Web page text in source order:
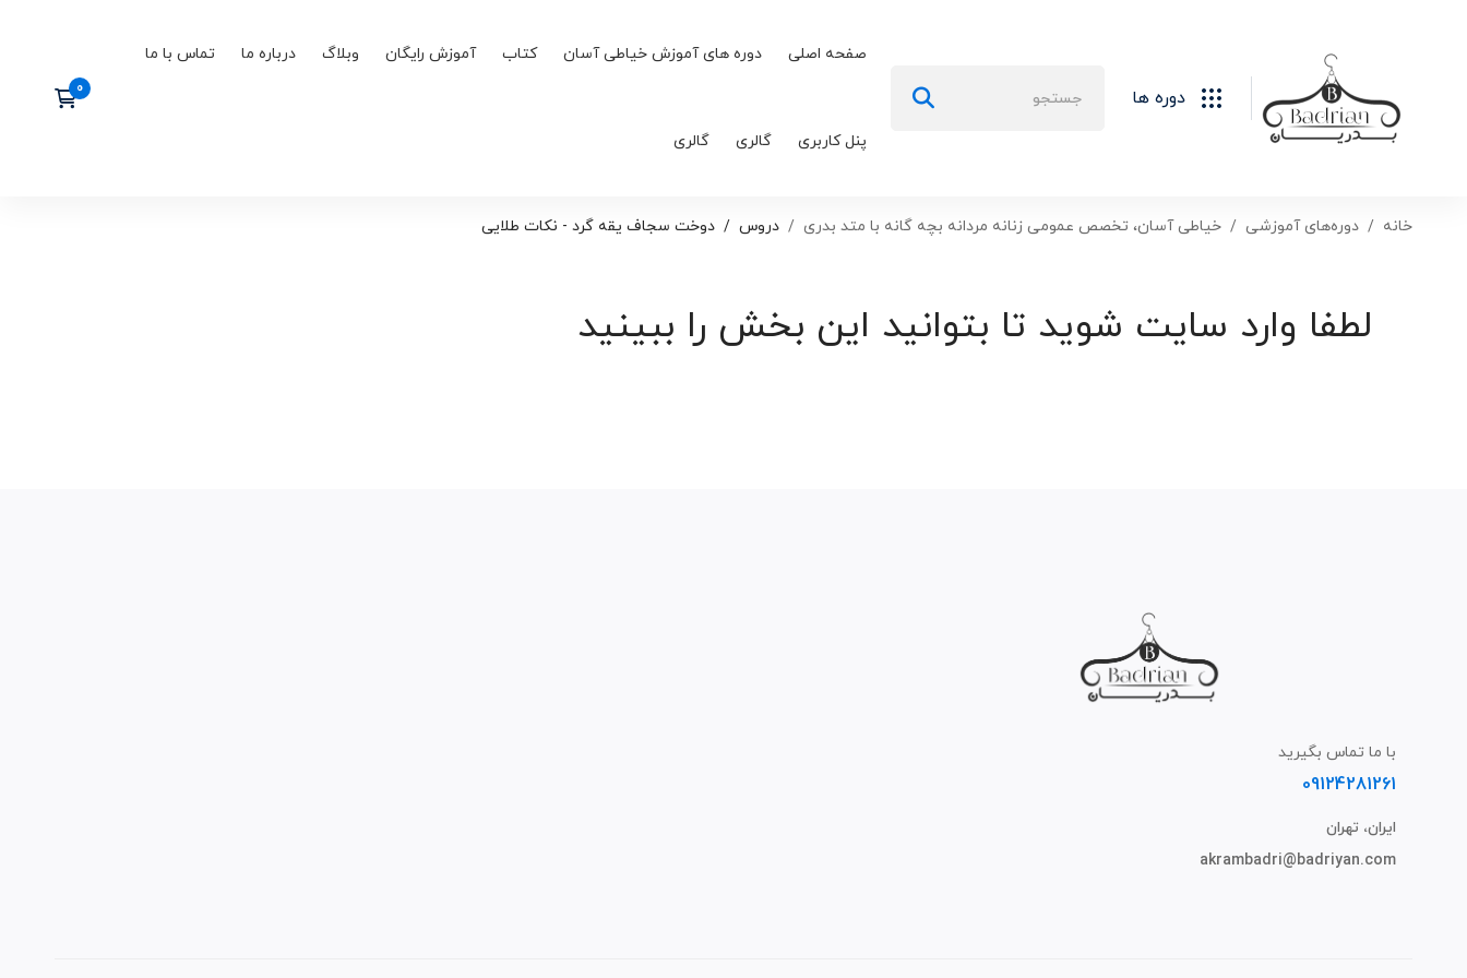
دوره ها
صفحه اصلی دوره های آموزش خیاطی آسان کتاب آموزش رایگان وبلاگ درباره ما تماس با ما
پنل کاربری گالری گالری
خانه دوره‌های آموزشی خیاطی آسان، تخصص عمومی زنانه مردانه بچه گانه با متد بدری دروس دوخت سجاف یقه گرد - نکات طلایی
لطفا وارد سایت شوید تا بتوانید این بخش را ببینید
با ما تماس بگیرید
09124281261
ایران، تهران
akrambadri@badriyan.com